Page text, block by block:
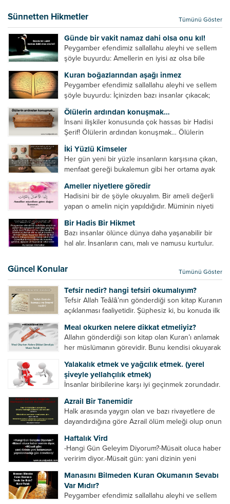
Beynin ön kısmında bulunan bölüme ön bellek
denir. Bu kısım insan vücudunda...
Sünnetten Hikmetler Tümünü Göster
Günde bir vakit namaz dahi olsa onu kıl!
Peygamber efendimiz sallallahu aleyhi ve sellem
şöyle buyurdu: Amellerin en iyisi az olsa bile
bir yere sahiptir. Namaz kul ile Allah arasındaki bir
toplantıdır....
Kuran boğazlarından aşağı inmez
Peygamber efendimiz sallallahu aleyhi ve sellem
şöyle buyurdu: İçinizden bazı insanlar çıkacak;
küçümseyeceksiniz. Onların oruçlarını görünce
kendi oruçlarınızı küçümseyeceksiniz. Onların
amellerini görünce kendi amellerinizi
küçümseyeceksiniz. ...
Ölülerin ardından konuşmak…
İnsani ilişkiler konusunda çok hassas bir Hadisi
Şerif! Ölülerin ardından konuşmak… Ölülerin
küfretmek, sövmek, onların günah ve kusurlarını
zikretmek ölüye zarar vermez, fayda da vermez....
İki Yüzlü Kimseler
Her gün yeni bir yüzle insanların karşısına çıkan,
menfaat gereği bukalemun gibi her ortama ayak
insan grubudur. Müminlerin yanında mümin gibi
duran,...
Ameller niyetlere göredir
Hadisini bir de şöyle okuyalım. Bir ameli değerli
yapan o amelin niçin yapıldığıdır. Müminin niyeti
namazın hiçbir değeri yoktur. Gösteriş için
okunan ezanın hiçbir...
Bir Hadis Bir Hikmet
Bazı insanlar ölünce dünya daha yaşanabilir bir
hal alır. İnsanların canı, malı ve namusu kurtulur.
kurtulur. Ağaçlar onun zulmünden kurtulur....
Güncel Konular Tümünü Göster
Tefsir nedir? hangi tefsiri okumalıyım?
Tefsir Allah Teâlâ’nın gönderdiği son kitap Kuranın
açıklanması faaliyetidir. Şüphesiz ki, bu konuda ilk
ayetleri peygamber efendimize soruyor. O da
bunları izah ediyor/tefsir ediyordu. “Biz sana...
Meal okurken nelere dikkat etmeliyiz?
Allahın gönderdiği son kitap olan Kuran’ı anlamak
her müslümanın görevidir. Bunu kendisi okuyarak
yollarla anlamaya çalışmalıdır. Meal nedir? Arapça
bir kelime olan meal;...
Yalakalık etmek ve yağcılık etmek. (yerel
şiveyle yellahçılık etmek)
İnsanlar biribilerine karşı iyi geçinmek zorundadır.
makam gücü, nesep gücü, maddi güç, fiziki güç)
diğer insanları ezebiliyor. Normal şartlarda elinde
bu güçler...
Azrail Bir Tanemidir
Halk arasında yaygın olan ve bazı rivayetlere de
dayandırdığına göre Azrail ölüm meleği olup onun
Azrail tek başına aynı anda binlerce insanın
canını...
Haftalık Vird
-Hangi Gün Geleyim Diyorum?-Müsait oluca haber
veririm diyor.-Müsait gün: yani dizinin yeni
efendinin Haftalık Virdi HAFTALIK VİRD Pazartesi
Günü Hangi VİRD var?20:00 Star TV –...
Manasını Bilmeden Kuran Okumanın Sevabı
Var Mıdır?
Peygamber efendimiz sallallahu aleyhi ve sellem